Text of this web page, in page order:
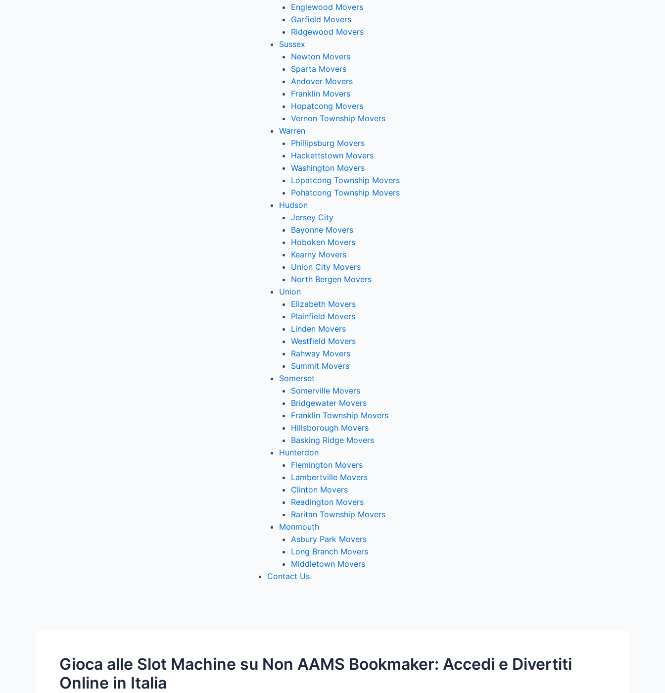
Englewood Movers
Garfield Movers
Ridgewood Movers
Sussex
Newton Movers
Sparta Movers
Andover Movers
Franklin Movers
Hopatcong Movers
Vernon Township Movers
Warren
Phillipsburg Movers
Hackettstown Movers
Washington Movers
Lopatcong Township Movers
Pohatcong Township Movers
Hudson
Jersey City
Bayonne Movers
Hoboken Movers
Kearny Movers
Union City Movers
North Bergen Movers
Union
Elizabeth Movers
Plainfield Movers
Linden Movers
Westfield Movers
Rahway Movers
Summit Movers
Somerset
Somerville Movers
Bridgewater Movers
Franklin Township Movers
Hillsborough Movers
Basking Ridge Movers
Hunterdon
Flemington Movers
Lambertville Movers
Clinton Movers
Readington Movers
Raritan Township Movers
Monmouth
Asbury Park Movers
Long Branch Movers
Middletown Movers
Contact Us
Gioca alle Slot Machine su Non AAMS Bookmaker: Accedi e Divertiti
Online in Italia